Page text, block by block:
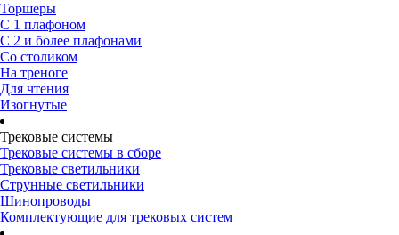
Торшеры
С 1 плафоном
С 2 и более плафонами
Со столиком
На треноге
Для чтения
Изогнутые
Трековые системы
Трековые системы в сборе
Трековые светильники
Струнные светильники
Шинопроводы
Комплектующие для трековых систем